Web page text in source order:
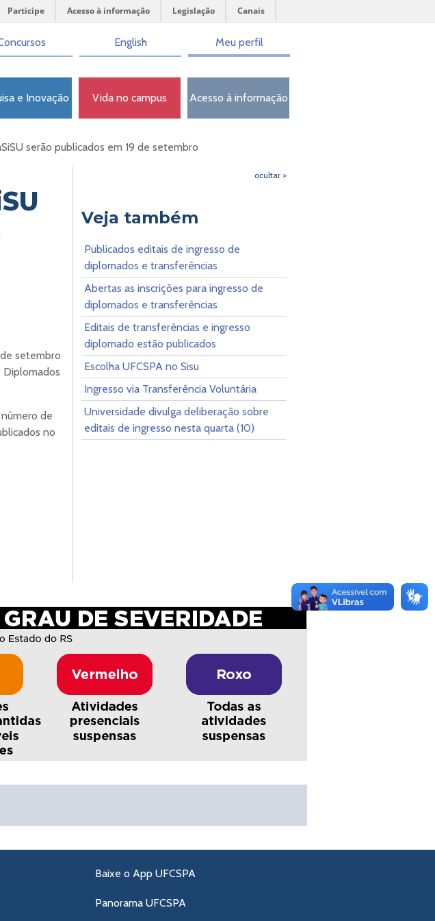
Participe Acesso à informação Legislação Canais
English Meu perfil
e Inovação Vida no campus Acesso à informação
serão publicados em 19 de setembro
setembro
Diplomados
de
no
ocultar >
Veja também
Publicados editais de ingresso de
diplomados e transferências
Abertas as inscrições para ingresso de
diplomados e transferências
Editais de transferências e ingresso
diplomado estão publicados
Escolha UFCSPA no Sisu
Ingresso via Transferência Voluntária
Universidade divulga deliberação sobre
editais de ingresso nesta quarta (10)
Baixe o App UFCSPA
Panorama UFCSPA